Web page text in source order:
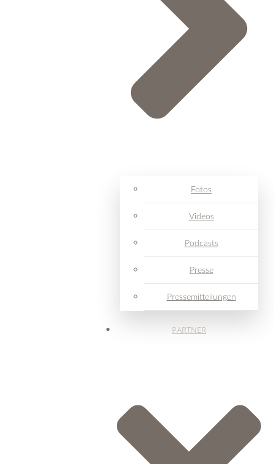
Fotos
Videos
Podcasts
Presse
Pressemitteilungen
PARTNER